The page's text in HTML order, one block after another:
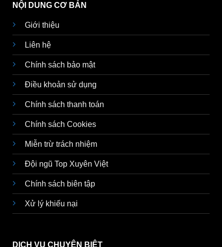
NỘI DUNG CƠ BẢN
Giới thiệu
Liên hệ
Chính sách bảo mật
Điều khoản sử dụng
Chính sách thanh toán
Chính sách Cookies
Miễn trừ trách nhiệm
Đội ngũ Top Xuyên Việt
Chính sách biên tập
Xử lý khiếu nại
DỊCH VỤ CHUYÊN BIỆT